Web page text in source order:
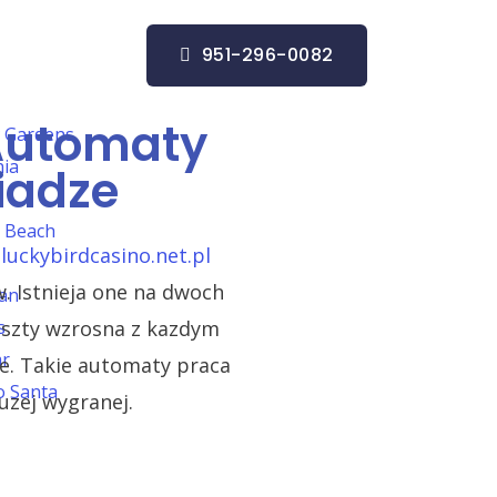
Santa
951-296-0082
luckybirdcasino.net.pl
Istnieja one na dwoch
wzrosna z kazdym
Takie automaty praca
wygranej.